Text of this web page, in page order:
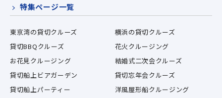
特集ページ一覧
東京湾の貸切クルーズ
横浜の貸切クルーズ
貸切BBQクルーズ
花火クルージング
お花見クルージング
結婚式二次会クルーズ
貸切船上ビアガーデン
貸切忘年会クルーズ
貸切船上パーティー
洋風屋形船クルージング